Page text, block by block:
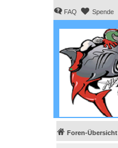
FAQ Spende
Foren-Übersicht